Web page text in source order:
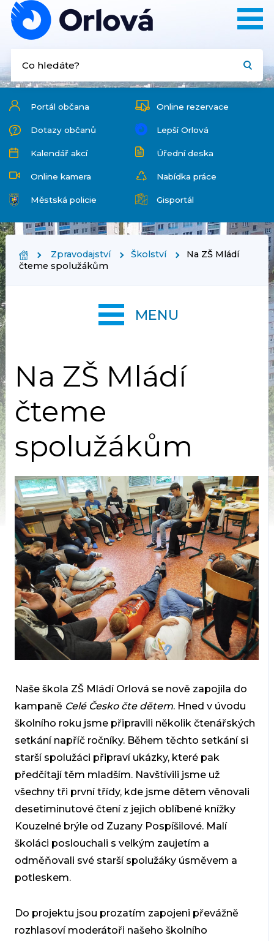
Portál občana Online rezervace
Dotazy občanů Lepší Orlová
Kalendář akcí Úřední deska
Online kamera Nabídka práce
Městská policie Gisportál
Zpravodajství Školství
Na ZŠ Mládí
čteme spolužákům
Na ZŠ Mládí
čteme
spolužákům
Naše škola ZŠ Mládí Orlová se nově zapojila do
kampaně Celé Česko čte dětem. Hned v úvodu
školního roku jsme připravili několik čtenářských
setkání napříč ročníky. Během těchto setkání si
starší spolužáci připraví ukázky, které pak
předčítají těm mladším. Navštívili jsme už
všechny tři první třídy, kde jsme dětem věnovali
desetiminutové čtení z jejich oblíbené knížky
Kouzelné brýle od Zuzany Pospíšilové. Malí
školáci poslouchali s velkým zaujetím a
odměňovali své starší spolužáky úsměvem a
potleskem.
Do projektu jsou prozatím zapojeni převážně
rozhlasoví moderátoři našeho školního
MENU